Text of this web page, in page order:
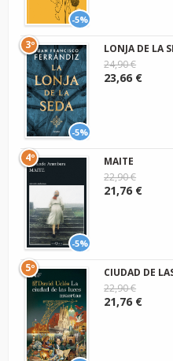
-5%
-5%
3º
LONJA DE LA
24,90 €
23,66 €
-5%
4º
MAITE
22,90 €
21,76 €
5º
CIUDAD DE
22,90 €
21,76 €